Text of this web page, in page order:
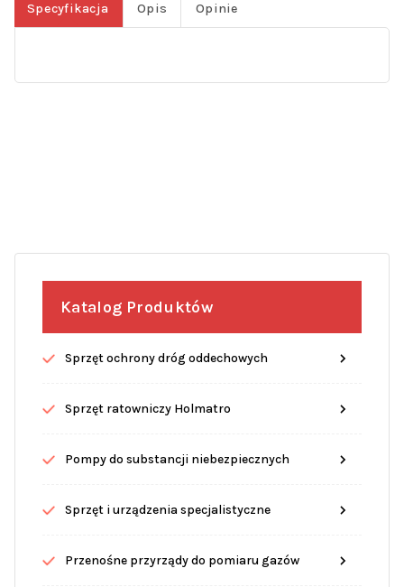
Specyfikacja Opis Opinie
Katalog Produktów
Sprzęt ochrony dróg oddechowych
Sprzęt ratowniczy Holmatro
Pompy do substancji niebezpiecznych
Sprzęt i urządzenia specjalistyczne
Przenośne przyrządy do pomiaru gazów